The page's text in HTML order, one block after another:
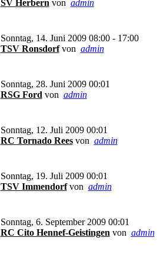
SV Herbern von admin
Sonntag, 14. Juni 2009 08:00 - 17:00
TSV Ronsdorf von admin
Sonntag, 28. Juni 2009 00:01
RSG Ford von admin
Sonntag, 12. Juli 2009 00:01
RC Tornado Rees von admin
Sonntag, 19. Juli 2009 00:01
TSV Immendorf von admin
Sonntag, 6. September 2009 00:01
RC Cito Hennef-Geistingen von admin